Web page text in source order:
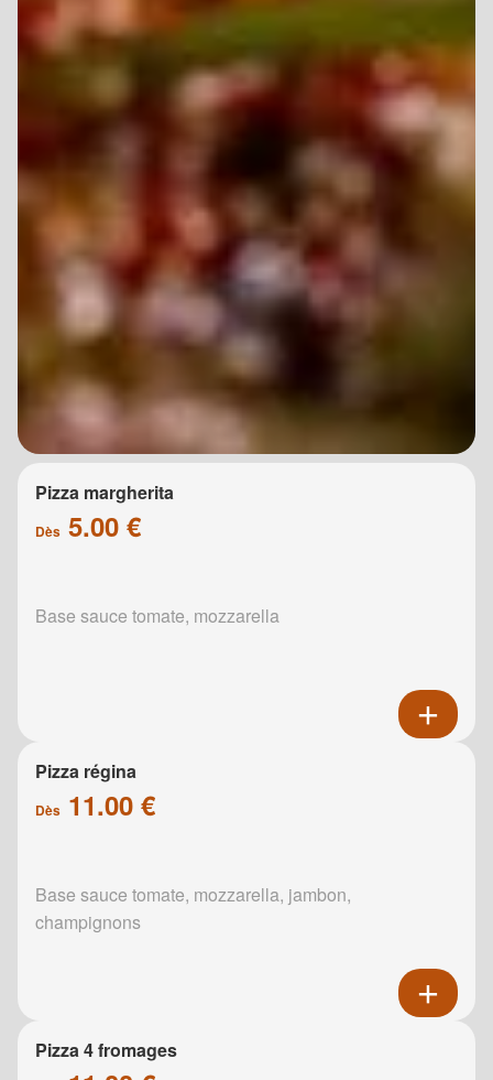
Pizza margherita
Dès 5.00 €
Base sauce tomate, mozzarella
Pizza régina
Dès 11.00 €
Base sauce tomate, mozzarella, jambon,
champignons
Pizza 4 fromages